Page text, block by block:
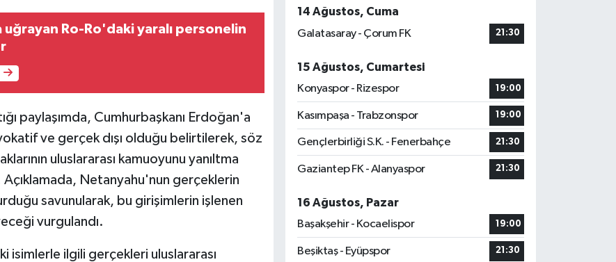
uğrayan Ro-Ro'daki yaralı personelin
paylaşımda, Cumhurbaşkanı Erdoğan'a
ve gerçek dışı olduğu belirtilerek, söz
uluslararası kamuoyunu yanıltma
Netanyahu'nun gerçeklerin
savunularak, bu girişimlerin işlenen
vurgulandı.
isimlerle ilgili gerçekleri uluslararası
14 Ağustos, Cuma
Galatasaray - Çorum FK
21:30
15 Ağustos, Cumartesi
Konyaspor - Rizespor
19:00
Kasımpaşa - Trabzonspor 19:00
Gençlerbirliği S.K. - Fenerbahçe 21:30
Gaziantep FK - Alanyaspor 21:30
16 Ağustos, Pazar
Başakşehir - Kocaelispor
19:00
Beşiktaş - Eyüpspor 21:30